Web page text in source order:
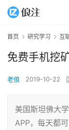
首页 研究学习 互
免费手机挖
老俍 2019-10-22
美国斯坦佛大
APP，每天都